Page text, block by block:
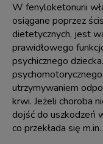
W fenyloketonurii
osiągane poprzez
dietetycznych, jest
prawidłowego
psychicznego
utrzymywaniem
krwi. Jeżeli choroba
dojść do uszkodzeń
co przekłada się